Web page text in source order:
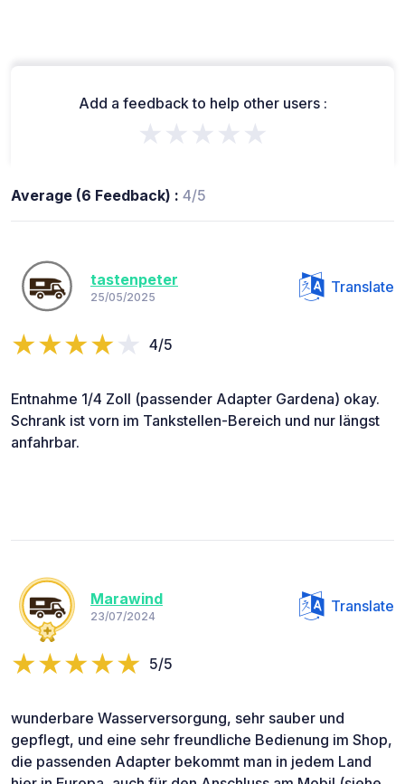
Add a feedback to help other users :
★★★★★
Average (6 Feedback) : 4/5
tastenpeter
25/05/2025
Translate
4/5
Entnahme 1/4 Zoll (passender Adapter Gardena) okay.
Schrank ist vorn im Tankstellen-Bereich und nur längst
anfahrbar.
Marawind
23/07/2024
Translate
5/5
wunderbare Wasserversorgung, sehr sauber und
gepflegt, und eine sehr freundliche Bedienung im Shop,
die passenden Adapter bekommt man in jedem Land